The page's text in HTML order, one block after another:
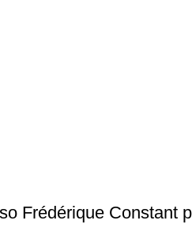
Frédérique Constant